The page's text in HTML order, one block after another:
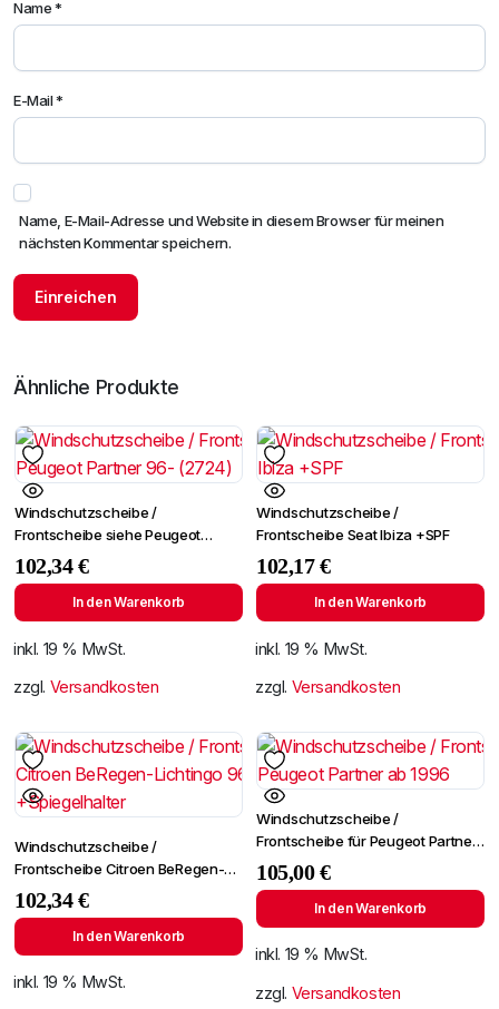
Name*
E-Mail*
Name, E-Mail-Adresse und Website in diesem Browser für meinen
nächsten Kommentar speichern.
Ähnliche Produkte
Windschutzscheibe /
Frontscheibe siehe Peugeot
Partner 96- (2724)
102,34€
In den Warenkorb
inkl. 19 % MwSt.
zzgl. Versandkosten
Windschutzscheibe /
Frontscheibe Seat Ibiza +SPF
102,17€
In den Warenkorb
inkl. 19 % MwSt.
zzgl. Versandkosten
Windschutzscheibe /
Frontscheibe Citroen BeRegen-
Lichtingo 96- +Spiegelhalter
102,34€
In den Warenkorb
inkl. 19 % MwSt.
Windschutzscheibe /
Frontscheibe für Peugeot Partner
ab 1996
105,00€
In den Warenkorb
inkl. 19 % MwSt.
zzgl. Versandkosten